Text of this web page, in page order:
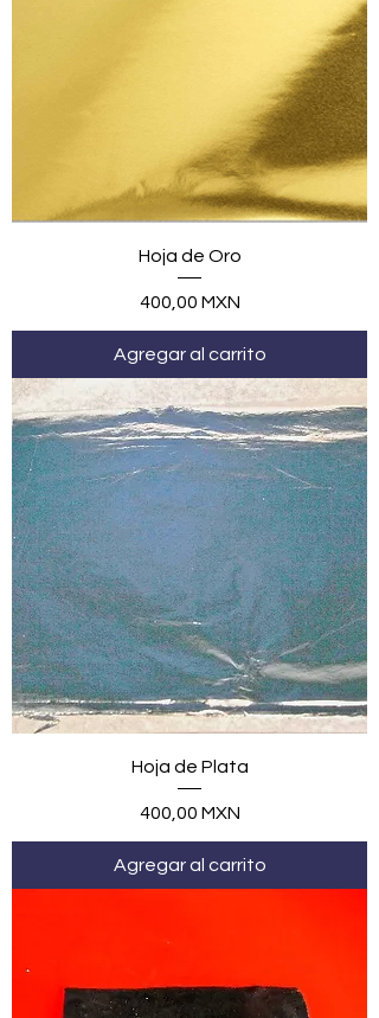
Hoja de Oro
Precio
400,00 MXN
Agregar al carrito
Hoja de Plata
Precio
400,00 MXN
Agregar al carrito